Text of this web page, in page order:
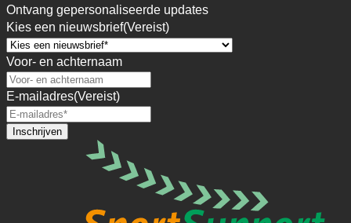
Ontvang gepersonaliseerde updates
Kies een nieuwsbrief(Vereist)
Voor- en achternaam
E-mailadres(Vereist)